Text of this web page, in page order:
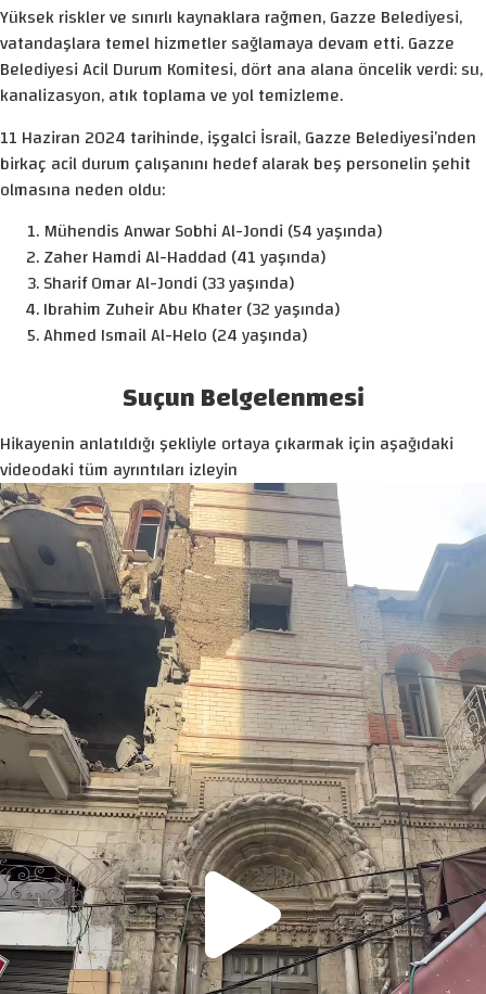
Yüksek riskler ve sınırlı kaynaklara rağmen, Gazze Belediyesi,
vatandaşlara temel hizmetler sağlamaya devam etti. Gazze
Belediyesi Acil Durum Komitesi, dört ana alana öncelik verdi: su,
kanalizasyon, atık toplama ve yol temizleme.
11 Haziran 2024 tarihinde, işgalci İsrail, Gazze Belediyesi’nden
birkaç acil durum çalışanını hedef alarak beş personelin şehit
olmasına neden oldu:
Mühendis Anwar Sobhi Al-Jondi (54 yaşında)
Zaher Hamdi Al-Haddad (41 yaşında)
Sharif Omar Al-Jondi (33 yaşında)
Ibrahim Zuheir Abu Khater (32 yaşında)
Ahmed Ismail Al-Helo (24 yaşında)
Suçun Belgelenmesi
Hikayenin anlatıldığı şekliyle ortaya çıkarmak için aşağıdaki
videodaki tüm ayrıntıları izleyin